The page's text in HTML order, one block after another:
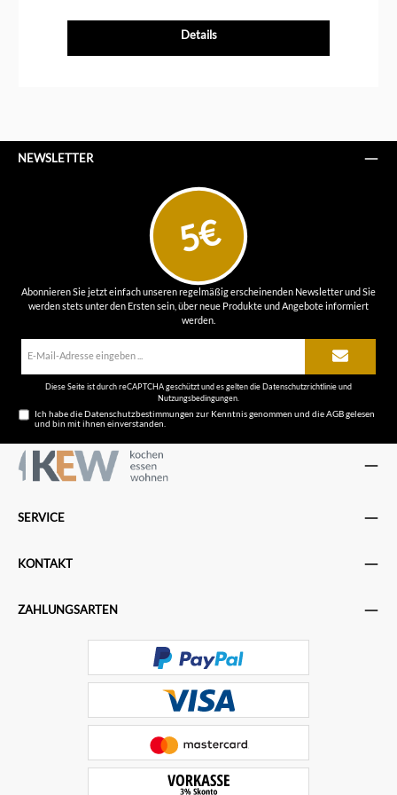
Details
NEWSLETTER
5€
Abonnieren Sie jetzt einfach unseren regelmäßig erscheinenden Newsletter und Sie
werden stets unter den Ersten sein, über neue Produkte und Angebote informiert
werden.
Diese Seite ist durch reCAPTCHA geschützt und es gelten dieDatenschutzrichtlinieund
Nutzungsbedingungen
Ich habe dieDatenschutzbestimmungen zur Kenntnis genommen und dieAGBgelesen
und bin mit ihnen einverstanden.
SERVICE
KONTAKT
ZAHLUNGSARTEN